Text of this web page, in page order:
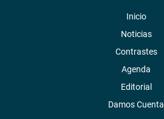
Inicio
Noticias
Contrastes
Agenda
Editorial
Damos Cuenta